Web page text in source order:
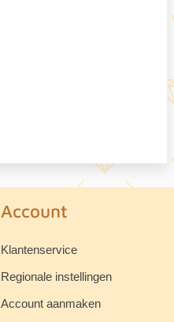
Account
Klantenservice
Regionale instellingen
Account aanmaken